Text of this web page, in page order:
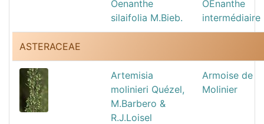
Oenanthe
silaifolia M.Bieb.
OEnanthe
intermédiaire
ASTERACEAE
Artemisia
molinieri Quézel,
M.Barbero &
R.J.Loisel
Armoise de
Molinier